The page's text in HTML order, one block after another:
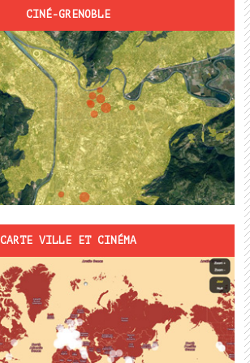
CINÉ-GRENOBLE
CARTE VILLE ET CINÉMA